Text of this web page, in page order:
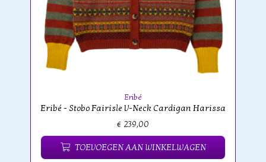
Eribé
Eribé - Stobo Fairisle V-Neck Cardigan Harissa
€ 239,00
TOEVOEGEN AAN WINKELWAGEN